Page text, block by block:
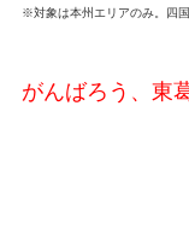
※対象は本州エリアのみ。四
がんばろう、東